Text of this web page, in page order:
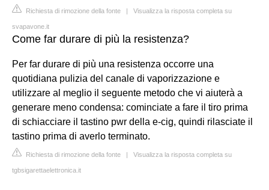
Richiesta di rimozione della fonte | Visualizza la risposta completa su
svapavone.it
Come far durare di più la resistenza?
Per far durare di più una resistenza occorre una
quotidiana pulizia del canale di vaporizzazione e
utilizzare al meglio il seguente metodo che vi aiuterà a
generare meno condensa: cominciate a fare il tiro prima
di schiacciare il tastino pwr della e-cig, quindi rilasciate il
tastino prima di averlo terminato.
Richiesta di rimozione della fonte | Visualizza la risposta completa su
tgbsigarettaelettronica.it